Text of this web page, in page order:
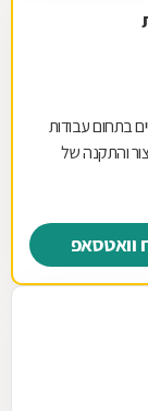
בתחום עבודות
והתקנה של
וואטסאפ